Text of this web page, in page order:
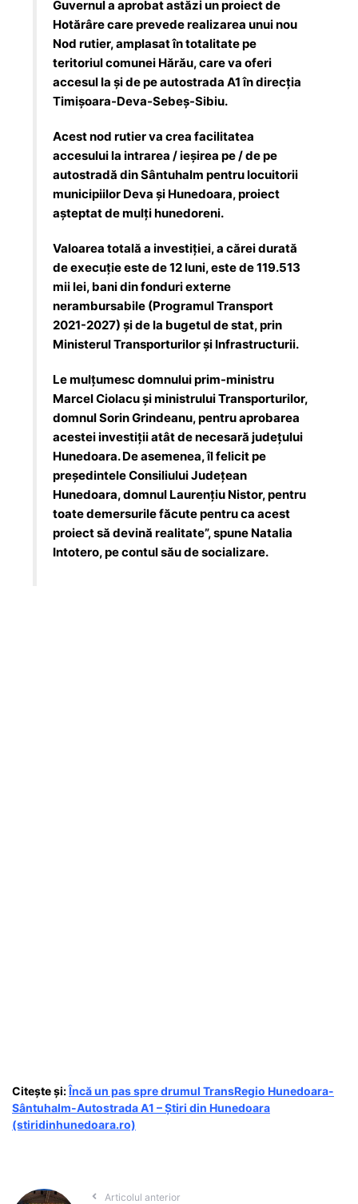
Guvernul a aprobat astăzi un proiect de
Hotărâre care prevede realizarea unui nou
Nod rutier, amplasat în totalitate pe
teritoriul comunei Hărău, care va oferi
accesul la și de pe autostrada A1 în direcția
Timișoara-Deva-Sebeș-Sibiu.
Acest nod rutier va crea facilitatea
accesului la intrarea / ieșirea pe / de pe
autostradă din Sântuhalm pentru locuitorii
municipiilor Deva și Hunedoara, proiect
așteptat de mulți hunedoreni.
Valoarea totală a investiției, a cărei durată
de execuție este de 12 luni, este de 119.513
mii lei, bani din fonduri externe
nerambursabile (Programul Transport
2021-2027) și de la bugetul de stat, prin
Ministerul Transporturilor și Infrastructurii.
Le mulțumesc domnului prim-ministru
Marcel Ciolacu și ministrului Transporturilor,
domnul Sorin Grindeanu, pentru aprobarea
acestei investiții atât de necesară județului
Hunedoara. De asemenea, îl felicit pe
președintele Consiliului Județean
Hunedoara, domnul Laurențiu Nistor, pentru
toate demersurile făcute pentru ca acest
proiect să devină realitate”, spune Natalia
Intotero, pe contul său de socializare.
Citește și:Încă un pas spre drumul TransRegio Hunedoara-
Sântuhalm-Autostrada A1 – Știri din Hunedoara
(stiridinhunedoara.ro)
Articolul anterior